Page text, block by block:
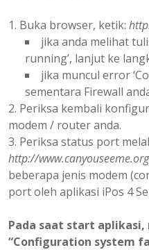
Buka browser, ketik:
jika anda melihat
running’, lanjut ke
jika muncul error
sementara Firewall
Periksa kembali
modem / router anda.
Periksa status port
http://www.canyouseeme.org
beberapa jenis modem
port oleh aplikasi iPos 4
Pada saat start aplikasi,
“Configuration system